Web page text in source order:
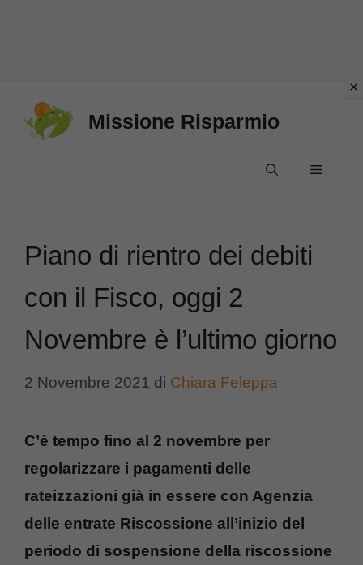
Missione Risparmio
Menu
Piano di rientro dei debiti
con il Fisco, oggi 2
Novembre è l’ultimo giorno
2 Novembre 2021 di Chiara Feleppa
C’è tempo fino al 2 novembre per
regolarizzare i pagamenti delle
rateizzazioni già in essere con Agenzia
delle entrate Riscossione all’inizio del
periodo di sospensione della riscossione